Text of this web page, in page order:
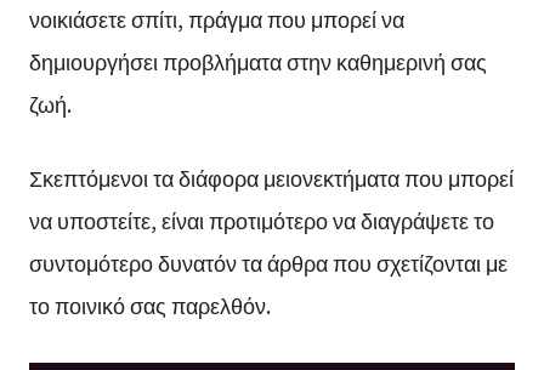
νοικιάσετε σπίτι, πράγμα που μπορεί να
δημιουργήσει προβλήματα στην καθημερινή σας
ζωή.
Σκεπτόμενοι τα διάφορα μειονεκτήματα που μπορεί
να υποστείτε, είναι προτιμότερο να διαγράψετε το
συντομότερο δυνατόν τα άρθρα που σχετίζονται με
το ποινικό σας παρελθόν.